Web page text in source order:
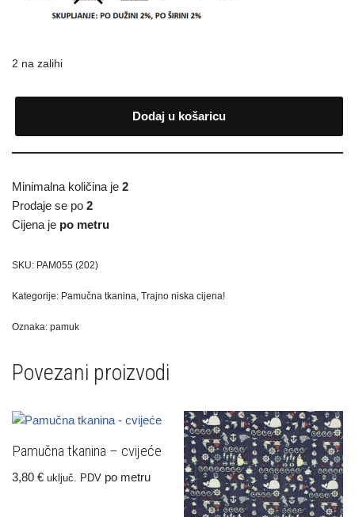
2 na zalihi
Dodaj u košaricu
Minimalna količina je 2
Prodaje se po 2
Cijena je po metru
SKU: PAM055 (202)
Kategorije: Pamučna tkanina, Trajno niska cijena!
Oznaka: pamuk
Povezani proizvodi
Pamučna tkanina – cvijeće
3,80 € uključ. PDV po metru